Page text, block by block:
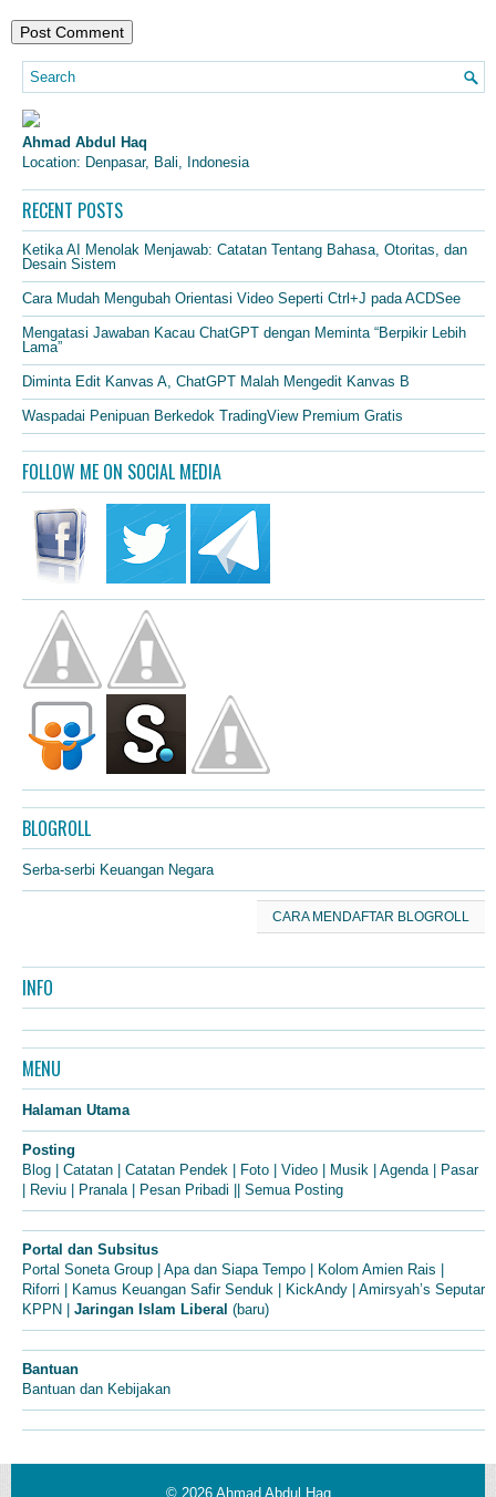
Ahmad Abdul Haq
Location: Denpasar, Bali, Indonesia
RECENT POSTS
Ketika AI Menolak Menjawab: Catatan Tentang Bahasa, Otoritas, dan
Desain Sistem
Cara Mudah Mengubah Orientasi Video Seperti Ctrl+J pada ACDSee
Mengatasi Jawaban Kacau ChatGPT dengan Meminta “Berpikir Lebih
Lama”
Diminta Edit Kanvas A, ChatGPT Malah Mengedit Kanvas B
Waspadai Penipuan Berkedok TradingView Premium Gratis
FOLLOW ME ON SOCIAL MEDIA
BLOGROLL
Serba-serbi Keuangan Negara
CARA MENDAFTAR BLOGROLL
INFO
MENU
Halaman Utama
Posting
Blog
Catatan Catatan Pendek Foto Video Musik Agenda|
Pasar
Reviu Pranala| Pesan Pribadi Semua Posting
Portal dan Subsitus
Portal Soneta Group
Apa dan Siapa Tempo Kolom Amien Rais
Riforri
Kamus Keuangan Safir Senduk KickAndy
Amirsyah’s Seputar
KPPN
Jaringan Islam Liberal (baru)
Bantuan
Bantuan dan Kebijakan
© 2026 Ahmad Abdul Haq